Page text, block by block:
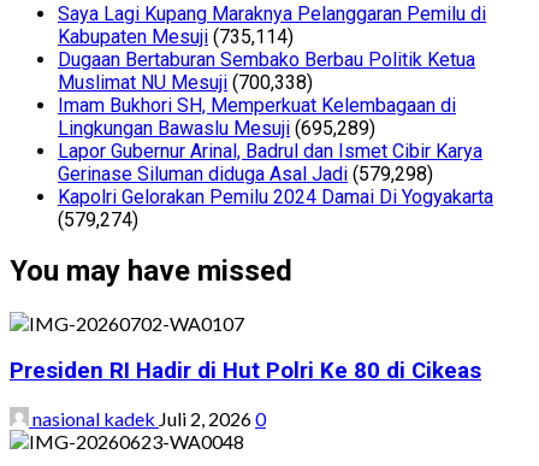
Saya Lagi Kupang Maraknya Pelanggaran Pemilu di
Kabupaten Mesuji (735,114)
Dugaan Bertaburan Sembako Berbau Politik Ketua
Muslimat NU Mesuji (700,338)
Imam Bukhori SH, Memperkuat Kelembagaan di
Lingkungan Bawaslu Mesuji (695,289)
Lapor Gubernur Arinal, Badrul dan Ismet Cibir Karya
Gerinase Siluman diduga Asal Jadi (579,298)
Kapolri Gelorakan Pemilu 2024 Damai Di Yogyakarta
(579,274)
You may have missed
Presiden RI Hadir di Hut Polri Ke 80 di Cikeas
nasional kadek Juli 2, 20260